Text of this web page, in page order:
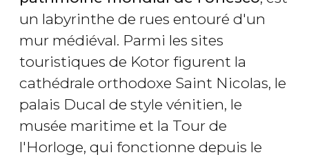
un labyrinthe de rues entouré d'un
mur médiéval. Parmi les sites
touristiques de Kotor figurent la
cathédrale orthodoxe Saint Nicolas, le
palais Ducal de style vénitien, le
musée maritime et la Tour de
l'Horloge, qui fonctionne depuis le